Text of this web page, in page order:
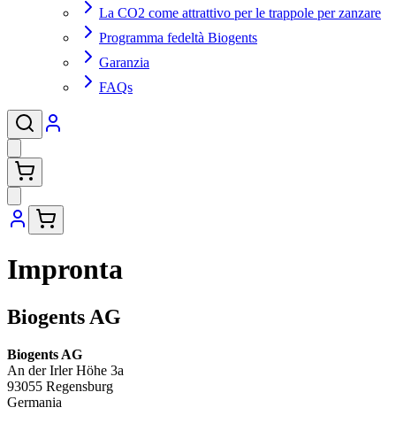
La CO2 come attrattivo per le trappole per zanzare
Programma fedeltà Biogents
Garanzia
FAQs
Impronta
Biogents AG
Biogents AG
An der Irler Höhe 3a
93055 Regensburg
Germania